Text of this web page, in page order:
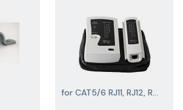
for CAT5/6 RJ11, RJ12, RJ45, ISDN